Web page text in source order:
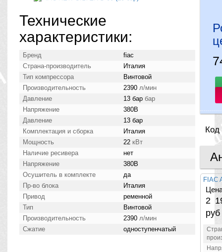
Технические
характеристики:
Бренд
fiac
Страна-производитель
Италия
Тип компрессора
Винтовой
Производительность
2390 л/мин
Давление
13 бар бар
Напряжение
380В
Давление
13 бар
Комплектация и сборка
Италия
Мощность
22 кВт
Наличие ресивера
нет
Напряжение
380В
Осушитель в комплекте
да
Пр-во блока
Италия
Привод
ременной
Тип
Винтовой
Производительность
2390 л/мин
Сжатие
одноступенчатый
Код
FIAC
2
руб